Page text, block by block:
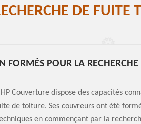
DE FUITE
FORMÉS POUR LA
Couverture dispose des capacités
de toiture. Ses couvreurs ont été
en commençant par la